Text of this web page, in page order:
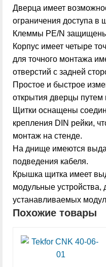
Дверца имеет
ограничения доступа в
Клеммы PE/N
Корпус имеет четыре
для точного монтажа
отверстий с задней
Простое и быстрое
открытия дверцы
Щитки оснащены
крепления DIN рейки,
монтаж на стенде.
На днище имеются
подведения кабеля.
Крышка щитка имеет
модульные устройства,
устанавливаемых
Похожие товары